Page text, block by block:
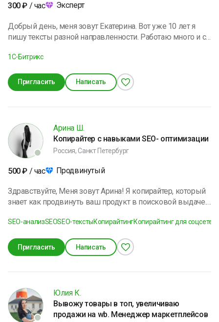
300₽ / час Эксперт
Добрый день, меня зовут Екатерина. Вот уже 10 лет я
пишу тексты разной направленности. Работаю много и с
подберу ключи, напишу текст, составлю УТП.
1C-Битрикс
Пригласить Написать
Арина Ш.
Копирайтер с навыками SEO- оптимизации
Россия, Санкт Петербург
500₽ / час Продвинутый
Здравствуйте, Меня зовут Арина! Я копирайтер, который
знает как продвинуть ваш продукт в поисковой выдаче.
оптимизации действительно работают. Готова помочь
SEO-анализSEOSEO-текстыКопирайтингКопирайтинг для соцсетей
Пригласить Написать
Юлия К.
Вывожу товары в топ, увеличиваю
продажи на wb. Менеджер маркетплейсов